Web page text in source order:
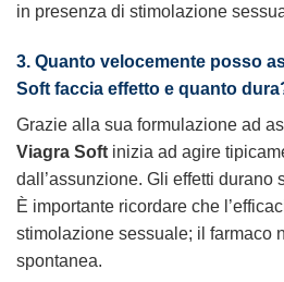
in presenza di stimolazione
3. Quanto velocemente posso
Soft faccia effetto e quanto
Grazie alla sua formulazione ad
Viagra Soft inizia ad agire
dall’assunzione. Gli effetti durano
È importante ricordare che
stimolazione sessuale; il farmaco
spontanea.